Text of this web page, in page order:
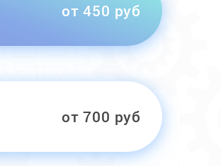
от 450 руб
от 700 руб